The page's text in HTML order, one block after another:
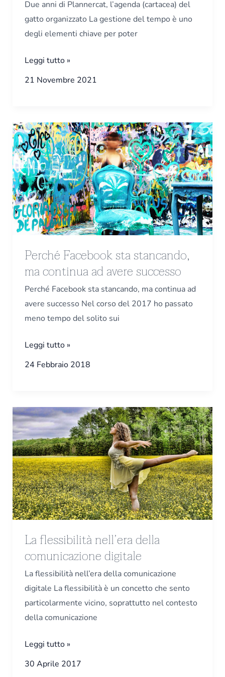
Due anni di Plannercat, l’agenda (cartacea) del
gatto organizzato La gestione del tempo è uno
degli elementi chiave per poter
Leggi tutto »
21 Novembre 2021
Perché Facebook sta stancando,
ma continua ad avere successo
Perché Facebook sta stancando, ma continua ad
avere successo Nel corso del 2017 ho passato
meno tempo del solito sui
Perché
Facebook
sta
stancando,
ma
continua
ad
avere
Leggi tutto »
24 Febbraio 2018
La flessibilità nell’era della
comunicazione digitale
La flessibilità nell’era della comunicazione
digitale La flessibilità è un concetto che sento
particolarmente vicino, soprattutto nel contesto
della comunicazione
La
flessibilità
nell’era
della
comunicazione
digitale
Leggi tutto »
30 Aprile 2017